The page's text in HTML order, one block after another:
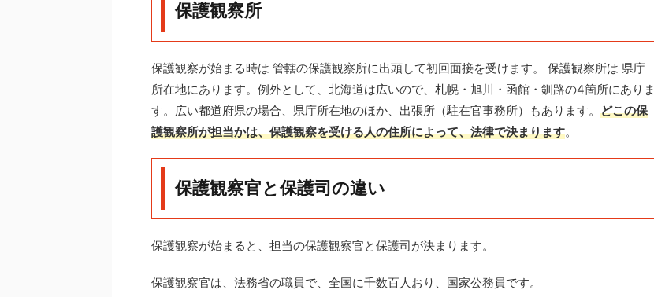
保護観察所
保護観察が始まる時は 管轄の保護観察所に出頭して初回面接を受けます。 保護観察所は 県庁
所在地にあります。例外として、北海道は広いので、札幌・旭川・函館・釧路の4箇所にありま
す。広い都道府県の場合、県庁所在地のほか、出張所（駐在官事務所）もあります。 どこの保
護観察所が担当かは、保護観察を受ける人の住所によって、法律で決まります。
保護観察官と保護司の違い
保護観察が始まると、担当の保護観察官と保護司が決まります。
保護観察官は、法務省の職員で、全国に千数百人おり、国家公務員です。